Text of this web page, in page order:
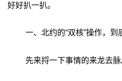
好好扒一扒。
一、北约的“双核”操作，到
先来捋一下事情的来龙去脉